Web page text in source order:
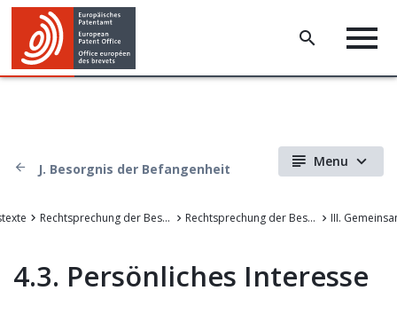
J. Besorgnis der Befangenheit Menu
Rechtsprechung der Beschwerdekammern des EPA Rechtsprechung der Beschwerdekammern des Europäischen Patentamts
4.3. Persönliches Interesse